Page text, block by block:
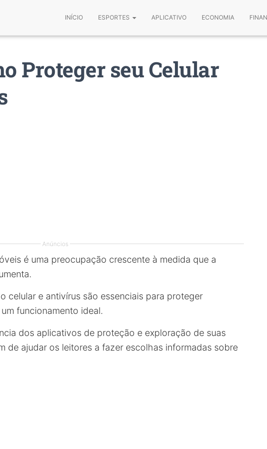
INÍCIO ESPORTES APLICATIVO ECONOMIA
Proteger seu Celular
Anúncios
é uma preocupação crescente à medida que a
celular e antivírus são essenciais para proteger
funcionamento ideal.
dos aplicativos de proteção e exploração de suas
de ajudar os leitores a fazer escolhas informadas sobre